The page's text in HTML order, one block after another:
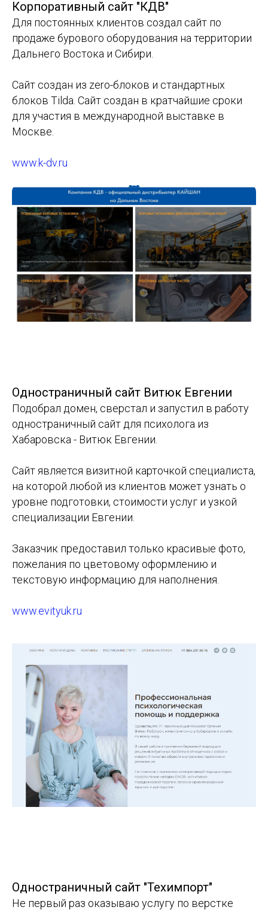
Корпоративный сайт "КДВ"
Для постоянных клиентов создал сайт по
продаже бурового оборудования на территории
Дальнего Востока и Сибири.
Сайт создан из zero-блоков и стандартных
блоков Tilda. Сайт создан в кратчайшие сроки
для участия в международной выставке в
Москве.
www.k-dv.ru
Одностраничный сайт Витюк Евгении
Подобрал домен, сверстал и запустил в работу
одностраничный сайт для психолога из
Хабаровска - Витюк Евгении.
Сайт является визитной карточкой специалиста,
на которой любой из клиентов может узнать о
уровне подготовки, стоимости услуг и узкой
специализации Евгении.
Заказчик предоставил только красивые фото,
пожелания по цветовому оформлению и
текстовую информацию для наполнения.
www.evityuk.ru
Одностраничный сайт "Техимпорт"
Не первый раз оказываю услугу по верстке